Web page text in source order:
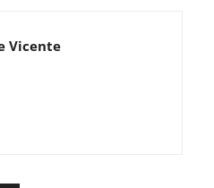
Vicente